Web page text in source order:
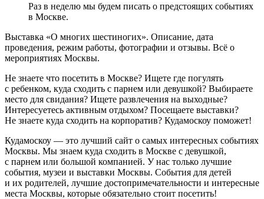
Раз в неделю мы будем писать о предстоящих событиях
в Москве.
Выставка «О многих шестиногих». Описание, дата
проведения, режим работы, фотографии и отзывы. Всё о
мероприятиях Москвы.
Не знаете что посетить в Москве? Ищете где погулять
с ребенком, куда сходить с парнем или девушкой? Выбираете
место для свидания? Ищете развлечения на выходные?
Интересуетесь активным отдыхом? Посещаете выставки?
Не знаете куда сходить на корпоратив? Кудамоскоу поможет!
Кудамоскоу — это лучший сайт о самых интересных событиях
Москвы. Мы знаем куда сходить в Москве с девушкой,
с парнем или большой компанией. У нас только лучшие
события, музеи и выставки Москвы. События для детей
и их родителей, лучшие достопримечательности и интересные
места Москвы, которые обязательно стоит посетить!